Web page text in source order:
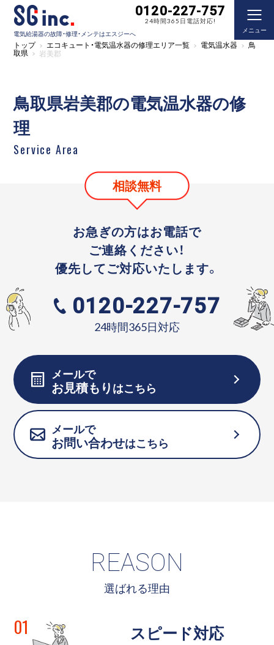
電気給湯器の故障・修理・メンテはエスジーへ
0120-227-757
24時間365日電話対応!
メニュー
トップ エコキュート・電気温水器の修理エリア一覧 電気温水器 鳥
取県 岩美郡
鳥取県岩美郡の電気温水器の修
理
Service Area
相談無料
お急ぎの方はお電話で
ご連絡ください！
優先してご対応いたします。
0120-227-757
24時間365日対応
メールで
お見積もりはこちら
メールで
お問い合わせはこちら
REASON
選ばれる理由
01 スピード対応